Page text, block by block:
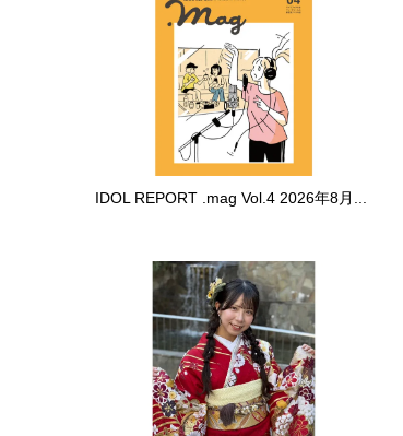
IDOL REPORT .mag Vol.4 2026年8月...